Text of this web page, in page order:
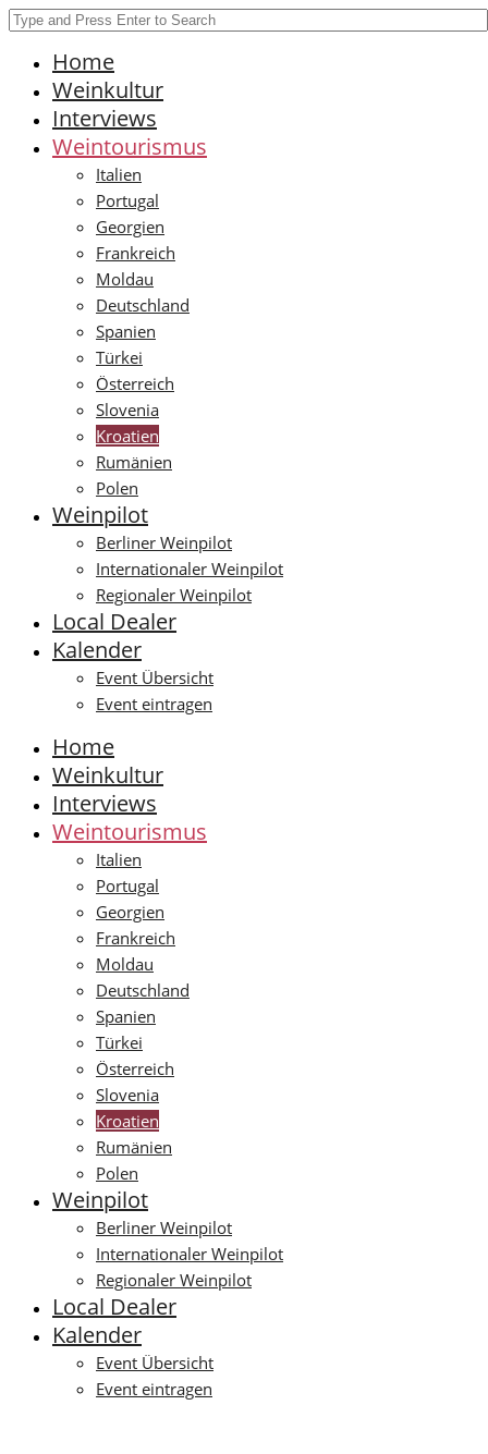
Home
Weinkultur
Interviews
Weintourismus
Italien
Portugal
Georgien
Frankreich
Moldau
Deutschland
Spanien
Türkei
Österreich
Slovenia
Kroatien
Rumänien
Polen
Weinpilot
Berliner Weinpilot
Internationaler Weinpilot
Regionaler Weinpilot
Local Dealer
Kalender
Event Übersicht
Event eintragen
Home
Weinkultur
Interviews
Weintourismus
Italien
Portugal
Georgien
Frankreich
Moldau
Deutschland
Spanien
Türkei
Österreich
Slovenia
Kroatien
Rumänien
Polen
Weinpilot
Berliner Weinpilot
Internationaler Weinpilot
Regionaler Weinpilot
Local Dealer
Kalender
Event Übersicht
Event eintragen